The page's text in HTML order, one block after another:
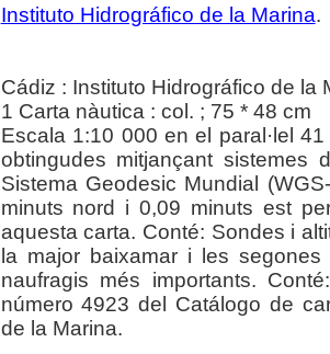
Instituto Hidrográfico de la Marina.
Cádiz : Instituto Hidrográfico de la
1 Carta nàutica : col. ; 75 * 48 cm
Escala 1:10 000 en el paral·lel
obtingudes mitjançant sistemes
Sistema Geodesic Mundial
minuts nord i 0,09 minuts est
aquesta carta. Conté: Sondes i
la major baixamar i les
naufragis més importants.
número 4923 del Catálogo de
de la Marina.